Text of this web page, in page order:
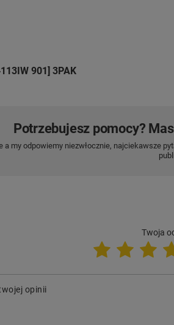
901] 3PAK
Potrzebujesz pomocy?
a my odpowiemy niezwłocznie, najciekawsze
Twoja
opinii